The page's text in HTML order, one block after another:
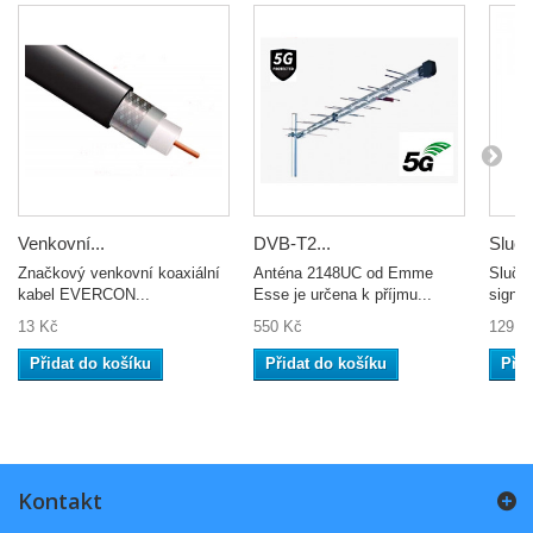
Venkovní...
Značkový venkovní koaxiální
kabel EVERCON...
13 Kč
Přidat do košíku
DVB-T2...
Anténa 2148UC od Emme
Esse je určena k příjmu...
550 Kč
Přidat do košíku
129
Kontakt